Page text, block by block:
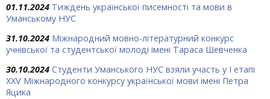
01.11.2024 Тиждень української писемності та мови в
Уманському НУС
31.10.2024 Міжнародний мовно-літературний конкурс
учнівської та студентської молоді імені Тараса Шевченка
30.10.2024 Студенти Уманського НУС взяли участь у І етапі
ХХV Міжнародного конкурсу української мови імені Петра
Яцика